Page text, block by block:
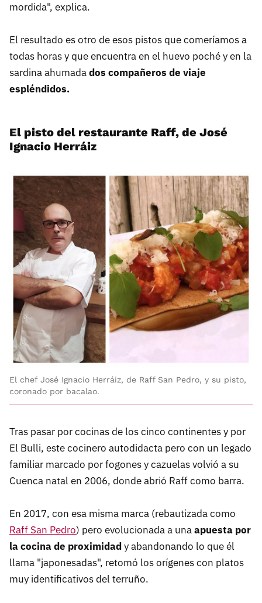
mordida", explica.
El resultado es otro de esos pistos que comeríamos a
todas horas y que encuentra en el huevo poché y en la
sardina ahumadados compañeros de viaje
espléndidos.
El pisto del restaurante Raff, de José
Ignacio Herráiz
El chef José Ignacio Herráiz, de Raff San Pedro, y su pisto,
coronado por bacalao.
Tras pasar por cocinas de los cinco continentes y por
El Bulli, este cocinero autodidacta pero con un legado
familiar marcado por fogones y cazuelas volvió a su
Cuenca natal en 2006, donde abrió Raff como barra.
En 2017, con esa misma marca (rebautizada como
Raff San Pedro) pero evolucionada a unaapuesta por
la cocina de proximidady abandonando lo que él
llama "japonesadas", retomó los orígenes con platos
muy identificativos del terruño.